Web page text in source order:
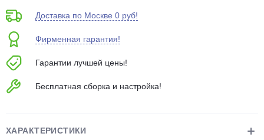
Доставка по Москве 0 руб!
Фирменная гарантия!
Гарантии лучшей цены!
Бесплатная сборка и настройка!
ХАРАКТЕРИСТИКИ
Подробнее
Остались вопросы?